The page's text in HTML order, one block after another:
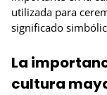
utilizada para
significado
La
cultura